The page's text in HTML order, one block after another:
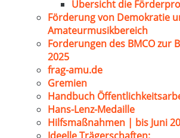
Übersicht die
Förderung von Demokratie
Amateurmusikbereich
Forderungen des BMCO zur
2025
frag-amu.de
Gremien
Handbuch
Hans-Lenz-Medaille
Hilfsmaßnahmen | bis Juni